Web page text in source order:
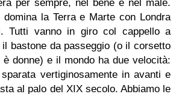
per sempre, nel bene e nel male.
domina la Terra e Marte con Londra
Tutti vanno in giro col cappello a
bastone da passeggio (o il corsetto
donne) e il mondo ha due velocità:
vertiginosamente in avanti e
al palo del XIX secolo. Abbiamo le